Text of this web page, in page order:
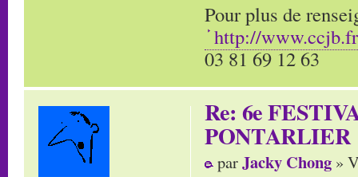
Pour plus de
http://www.ccjb.fr
03 81 69 12 63
Re: 6e
PONTARLIER
parJacky Chong »